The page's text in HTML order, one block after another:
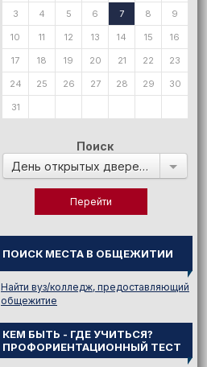
3 4 5 6 7 8 9
10 11 12 13 14 15 16
17 18 19 20 21 22 23
24 25 26 27 28 29 30
31
Поиск
День открытых дверей в:
ПОИСК МЕСТА В ОБЩЕЖИТИИ
Найти вуз/колледж, предоставляющий
общежитие
КЕМ БЫТЬ - ГДЕ УЧИТЬСЯ?
ПРОФОРИЕНТАЦИОННЫЙ ТЕСТ